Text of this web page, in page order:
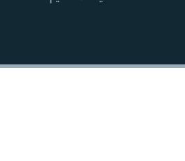
EMBED